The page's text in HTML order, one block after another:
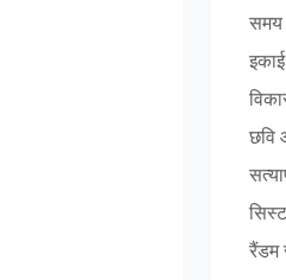
समय
छवि
रैंडम